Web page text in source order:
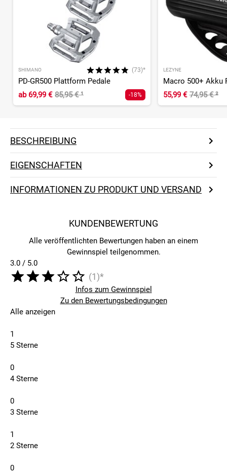
SHIMANO (73)*
PD-GR500 Plattform Pedale
ab69,99 € 85,95 €¹ -18%
LEZYNE
Macro 500+ Akku
55,99 € 74,95 €²
BESCHREIBUNG
EIGENSCHAFTEN
INFORMATIONEN ZU PRODUKT UND VERSAND
KUNDENBEWERTUNG
Alle veröffentlichten Bewertungen haben an einem
Gewinnspiel teilgenommen.
3.0 / 5.0
(1)*
Infos zum Gewinnspiel
Zu den Bewertungsbedingungen
Alle anzeigen
1
5 Sterne
0
4 Sterne
0
3 Sterne
1
2 Sterne
0